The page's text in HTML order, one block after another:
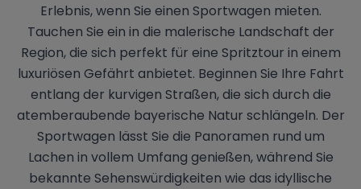
Erlebnis, wenn Sie einen Sportwagen mieten.
Tauchen Sie ein in die malerische Landschaft der
Region, die sich perfekt für eine Spritztour in einem
luxuriösen Gefährt anbietet. Beginnen Sie Ihre Fahrt
entlang der kurvigen Straßen, die sich durch die
atemberaubende bayerische Natur schlängeln. Der
Sportwagen lässt Sie die Panoramen rund um
Lachen in vollem Umfang genießen, während Sie
bekannte Sehenswürdigkeiten wie das idyllische